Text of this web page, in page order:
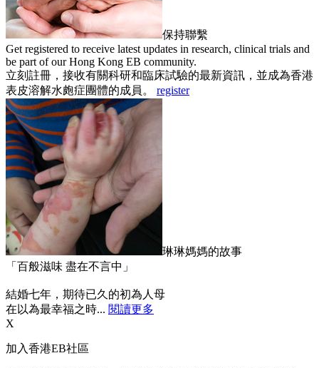
保持聯繫
Get registered to receive latest updates in research, clinical trials and
be part of our Hong Kong EB community.
立刻註冊，接收有關科研和臨床試驗的最新資訊，並成為香港
表皮溶解水皰症團體的成員。
register
琳琳媽媽的故事
「百般滋味 盡在不言中」
結婚七年，期待已久的初為人母
在以為最幸福之時... 閱讀更多
X
加入香港EB社區